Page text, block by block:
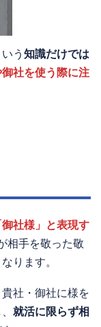
う 知識だけでは
社を使う際に注
御社様」と表現す
相手を敬った敬
ります。
社・御社に様を
就活に限らず相